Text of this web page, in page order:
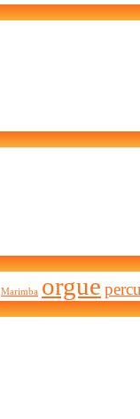
Marimba orgue